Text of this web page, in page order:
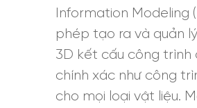
Information Modeling
phép tạo ra và quản
3D kết cấu công trình
chính xác như công
cho mọi loại vật liệu.